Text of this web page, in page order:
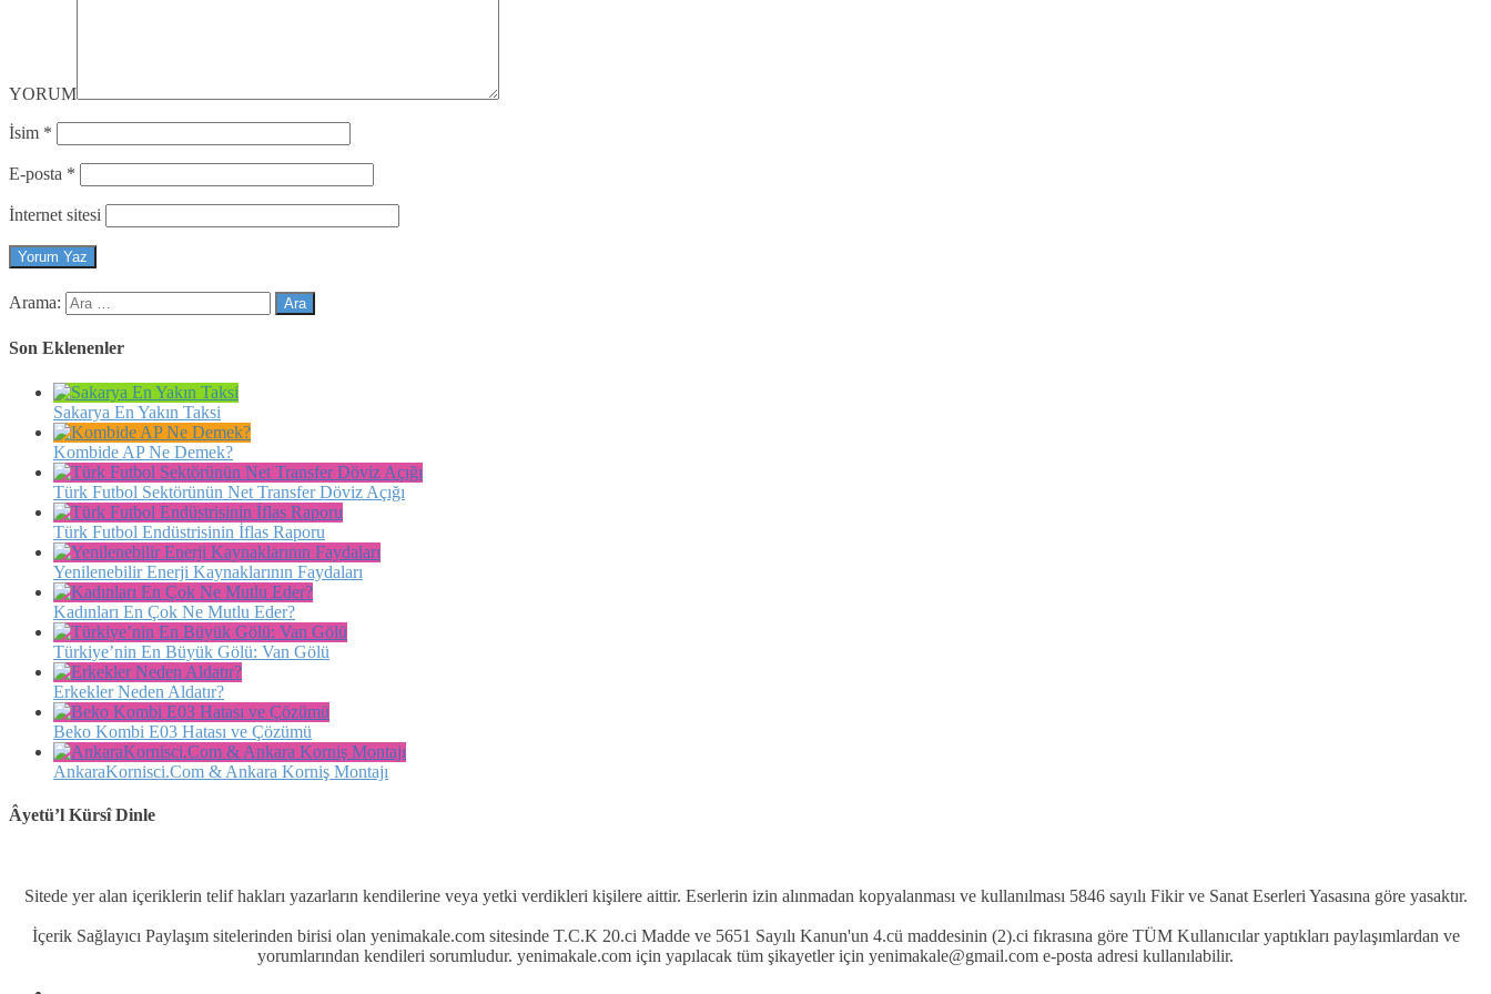
YORUM
İsim *
E-posta *
İnternet sitesi
Arama:
Son Eklenenler
Sakarya En Yakın Taksi
Kombide AP Ne Demek?
Türk Futbol Sektörünün Net Transfer Döviz Açığı
Türk Futbol Endüstrisinin İflas Raporu
Yenilenebilir Enerji Kaynaklarının Faydaları
Kadınları En Çok Ne Mutlu Eder?
Türkiye’nin En Büyük Gölü: Van Gölü
Erkekler Neden Aldatır?
Beko Kombi E03 Hatası ve Çözümü
AnkaraKornisci.Com & Ankara Korniş Montajı
Âyetü’l Kürsî Dinle
Sitede yer alan içeriklerin telif hakları yazarların kendilerine veya yetki verdikleri kişilere aittir. Eserlerin izin alınmadan kopyalanması ve kullanılması 5846 sayılı Fikir ve Sanat Eserleri Yasasına göre yasaktır.
İçerik Sağlayıcı Paylaşım sitelerinden birisi olan yenimakale.com sitesinde T.C.K 20.ci Madde ve 5651 Sayılı Kanun'un 4.cü maddesinin (2).ci fıkrasına göre TÜM Kullanıcılar yaptıkları paylaşımlardan ve
yorumlarından kendileri sorumludur. yenimakale.com için yapılacak tüm şikayetler için yenimakale@gmail.com e-posta adresi kullanılabilir.